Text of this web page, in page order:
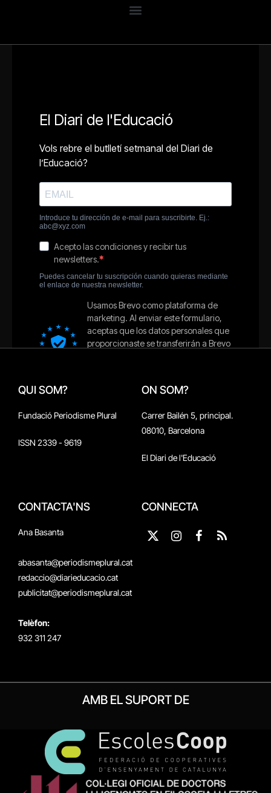
QUI SOM?
Fundació Periodisme Plural
ISSN 2339 - 9619
ON SOM?
Carrer Bailén 5, principal.
08010, Barcelona
El Diari de l'Educació
CONTACTA'NS
Ana Basanta
abasanta@periodismeplural.cat
redaccio@diarieducacio.cat
publicitat@periodismeplural.cat
Telèfon:
932 311 247
CONNECTA
X
Instagram
Facebook
RSS
AMB EL SUPORT DE